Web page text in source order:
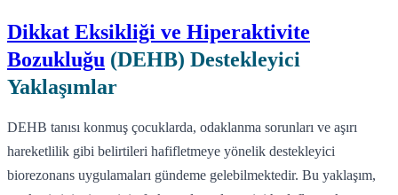
Dikkat Eksikliği ve Hiperaktivite
Bozukluğu (DEHB) Destekleyici
Yaklaşımlar
DEHB tanısı konmuş çocuklarda, odaklanma sorunları ve aşırı
hareketlilik gibi belirtileri hafifletmeye yönelik destekleyici
biorezonans uygulamaları gündeme gelebilmektedir. Bu yaklaşım,